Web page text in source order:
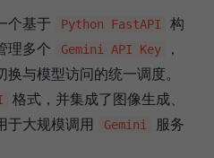
个基于 Python FastAPI
构
理多个
Gemini API Key
，
与模型访问的统一调度。
格式，并集成了图像生成、
于大规模调用
Gemini
服务